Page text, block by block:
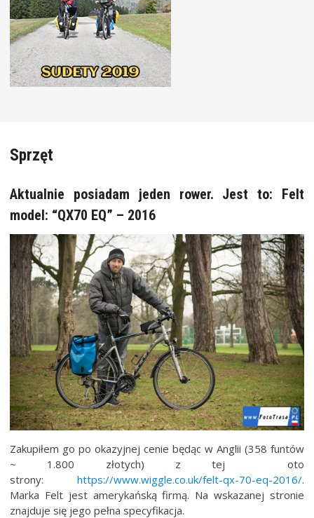
Sprzęt
Aktualnie posiadam jeden rower. Jest to: Felt
model: “QX70 EQ” – 2016
Zakupiłem go po okazyjnej cenie będąc w Anglii (358 funtów
~ 1.800 złotych) z tej oto
strony: https://www.wiggle.co.uk/felt-qx-70-eq-2016/.
Marka Felt jest amerykańską firmą. Na wskazanej stronie
znajduje się jego pełna specyfikacja.